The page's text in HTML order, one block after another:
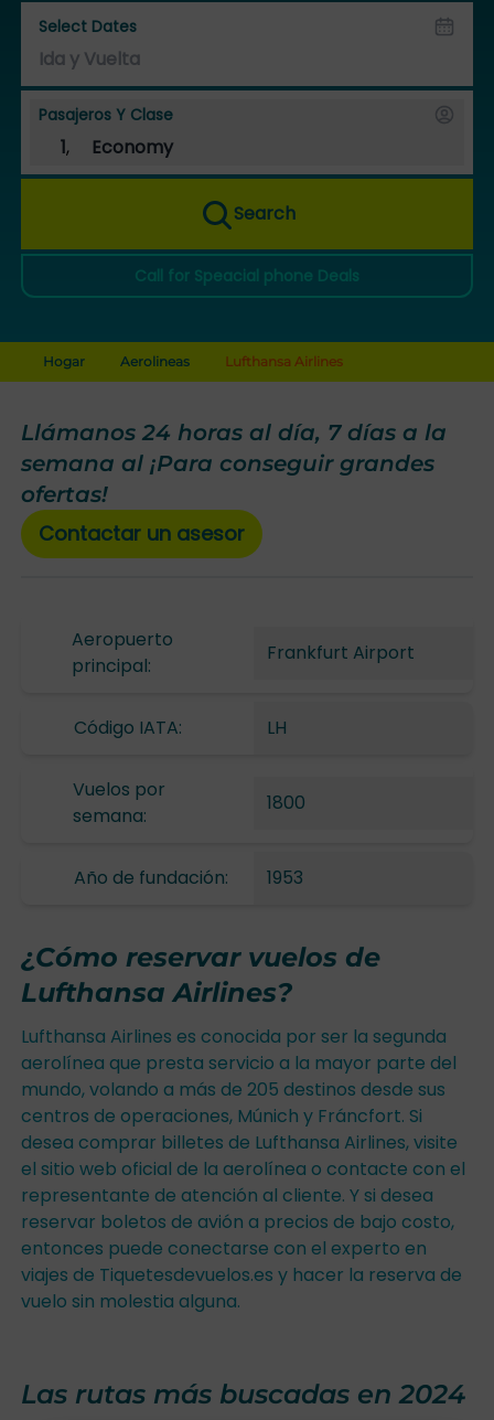
Select Dates
Pasajeros Y Clase
1, Economy
Search
Call for Speacial phone Deals
Hogar Aerolineas Lufthansa Airlines
Llámanos 24 horas al día, 7 días a la
semana al ¡Para conseguir grandes
ofertas!
Contactar un asesor
Aeropuerto
principal:
Frankfurt Airport
Código IATA: LH
Vuelos por
semana:
1800
Año de fundación: 1953
¿Cómo reservar vuelos de
Lufthansa Airlines?
Lufthansa Airlines es conocida por ser la segunda
aerolínea que presta servicio a la mayor parte del
mundo, volando a más de 205 destinos desde sus
centros de operaciones, Múnich y Fráncfort. Si
desea comprar billetes de Lufthansa Airlines, visite
el sitio web oficial de la aerolínea o contacte con el
representante de atención al cliente. Y si desea
reservar boletos de avión a precios de bajo costo,
entonces puede conectarse con el experto en
viajes de Tiquetesdevuelos.es y hacer la reserva de
vuelo sin molestia alguna.
Las rutas más buscadas en 2024